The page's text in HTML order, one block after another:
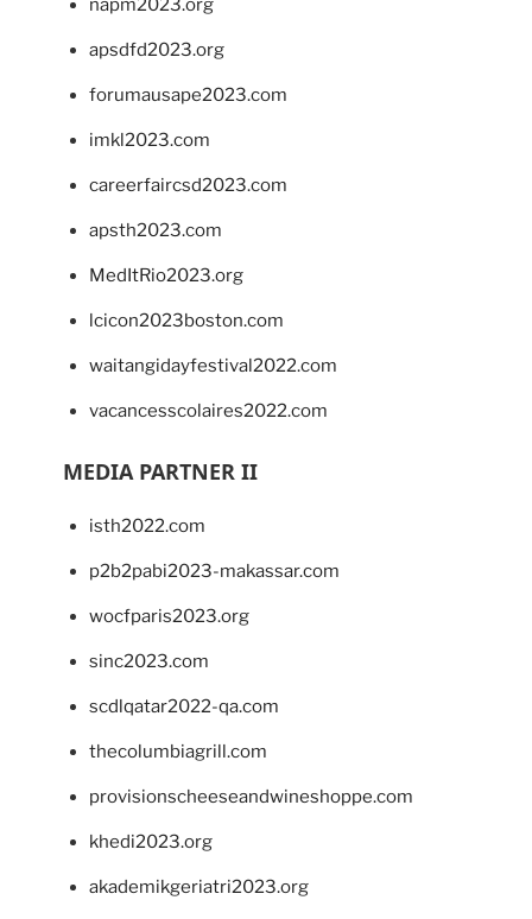
napm2023.org
apsdfd2023.org
forumausape2023.com
imkl2023.com
careerfaircsd2023.com
apsth2023.com
MedItRio2023.org
lcicon2023boston.com
waitangidayfestival2022.com
vacancesscolaires2022.com
MEDIA PARTNER II
isth2022.com
p2b2pabi2023-makassar.com
wocfparis2023.org
sinc2023.com
scdlqatar2022-qa.com
thecolumbiagrill.com
provisionscheeseandwineshoppe.com
khedi2023.org
akademikgeriatri2023.org